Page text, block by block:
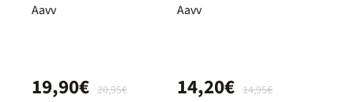
Aavv
20,95€
19,90€
Aavv
14,95€
14,20€